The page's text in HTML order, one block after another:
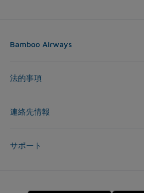
Bamboo Airways
法的事項
連絡先情報
サポート